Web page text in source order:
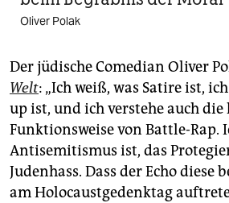
Oliver Polak
Der jüdische Comedian Oliver
Welt: „Ich weiß, was Satire ist,
up ist, und ich verstehe auch
Funktionsweise von Battle-Rap.
Antisemitismus ist, das
Judenhass. Dass der Echo diese
am Holocaustgedenktag